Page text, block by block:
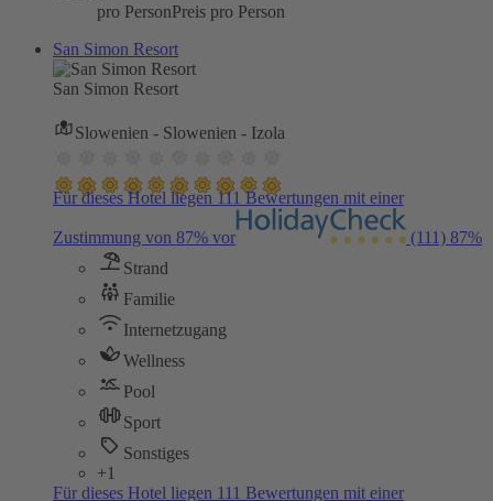
pro PersonPreis pro Person
San Simon Resort
San Simon Resort
Slowenien - Slowenien - Izola
Für dieses Hotel liegen 111 Bewertungen mit einer
Zustimmung von 87% vor (111) 87%
Strand
Familie
Internetzugang
Wellness
Pool
Sport
Sonstiges
+1
Für dieses Hotel liegen 111 Bewertungen mit einer